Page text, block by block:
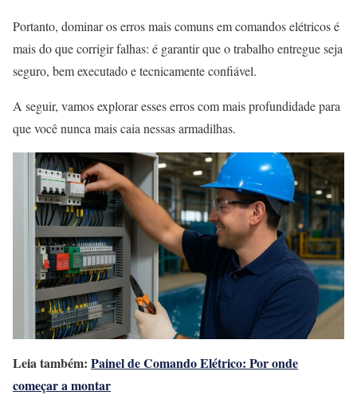
Portanto, dominar os erros mais comuns em comandos elétricos é
mais do que corrigir falhas: é garantir que o trabalho entregue seja
seguro, bem executado e tecnicamente confiável.
A seguir, vamos explorar esses erros com mais profundidade para
que você nunca mais caia nessas armadilhas.
Leia também: Painel de Comando Elétrico: Por onde
começar a montar